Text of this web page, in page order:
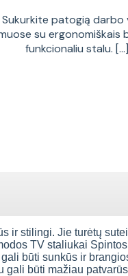
Sukurkite patogią darbo
su ergonomiškais
funkcionaliu stalu. [...]
ir stilingi. Jie turėtų
TV staliukai
būti sunkūs ir
būti mažiau